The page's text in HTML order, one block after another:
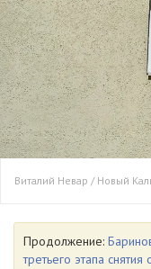
Виталий Невар / Новый
Продолжение:
третьего этапа снятия